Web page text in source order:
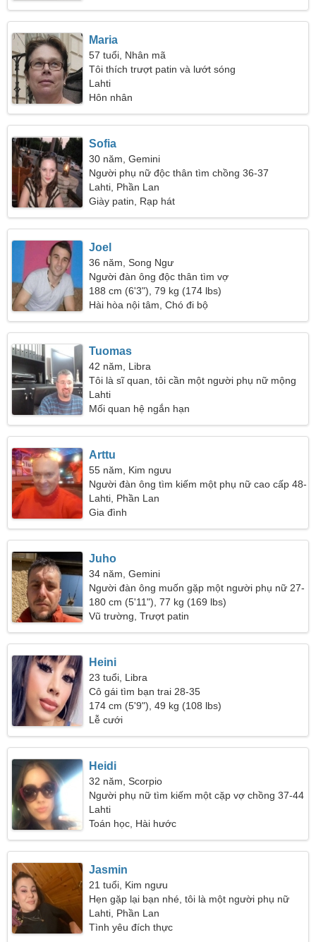
Maria
57 tuổi, Nhân mã
Tôi thích trượt patin và lướt sóng
Lahti
Hôn nhân
Sofia
30 năm, Gemini
Người phụ nữ độc thân tìm chồng 36-37
Lahti, Phần Lan
Giày patin, Rạp hát
Joel
36 năm, Song Ngư
Người đàn ông độc thân tìm vợ
188 cm (6'3"), 79 kg (174 lbs)
Hài hòa nội tâm, Chó đi bộ
Tuomas
42 năm, Libra
Tôi là sĩ quan, tôi cần một người phụ nữ mộng
mơ
Lahti
Mối quan hệ ngắn hạn
Arttu
55 năm, Kim ngưu
Người đàn ông tìm kiếm một phụ nữ cao cấp 48-
51
Lahti, Phần Lan
Gia đình
Juho
34 năm, Gemini
Người đàn ông muốn gặp một người phụ nữ 27-
32
180 cm (5'11"), 77 kg (169 lbs)
Vũ trường, Trượt patin
Heini
23 tuổi, Libra
Cô gái tìm bạn trai 28-35
174 cm (5'9"), 49 kg (108 lbs)
Lễ cưới
Heidi
32 năm, Scorpio
Người phụ nữ tìm kiếm một cặp vợ chồng 37-44
Lahti
Toán học, Hài hước
Jasmin
21 tuổi, Kim ngưu
Hẹn gặp lại bạn nhé, tôi là một người phụ nữ
hay cười
Lahti, Phần Lan
Tình yêu đích thực